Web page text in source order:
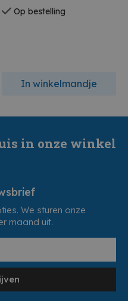
Op bestelling
In winkelmandje
in onze winkel
We sturen onze
maand uit.